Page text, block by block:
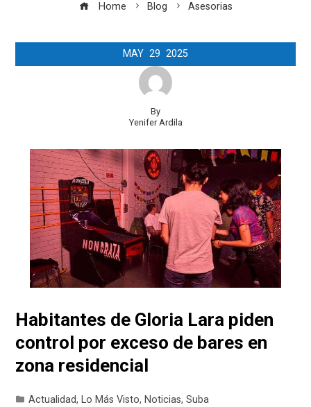
Home Blog Asesorias
MAY 29 2025
By
Yenifer Ardila
Habitantes de Gloria Lara piden
control por exceso de bares en
zona residencial
Actualidad, Lo Más Visto, Noticias,Suba